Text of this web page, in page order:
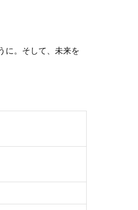
に。そして、未来を